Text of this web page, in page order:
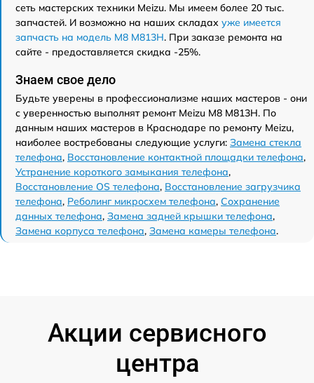
сеть мастерских техники Meizu. Мы имеем более 20 тыс.
запчастей. И возможно на наших складах уже имеется
запчасть на модель M8 M813H. При заказе ремонта на
сайте - предоставляется скидка -25%.
Знаем свое дело
Будьте уверены в профессионализме наших мастеров - они
с уверенностью выполнят ремонт Meizu M8 M813H. По
данным наших мастеров в Краснодаре по ремонту Meizu,
наиболее востребованы следующие услуги: Замена стекла
телефона, Восстановление контактной площадки телефона,
Устранение короткого замыкания телефона,
Восстановление OS телефона, Восстановление загрузчика
телефона, Реболинг микросхем телефона, Сохранение
данных телефона, Замена задней крышки телефона,
Замена корпуса телефона, Замена камеры телефона.
Акции сервисного
центра